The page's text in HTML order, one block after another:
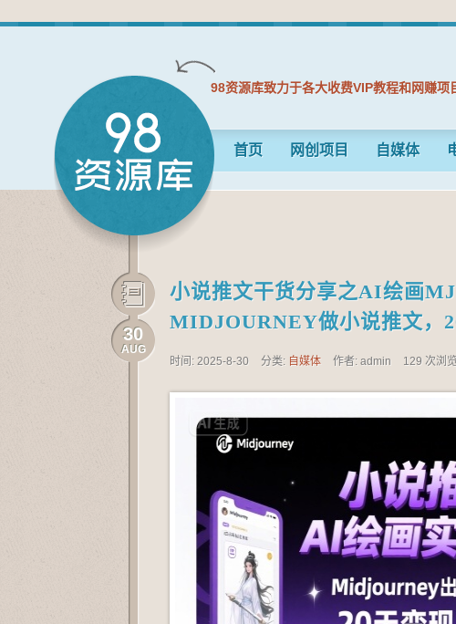
98资源库致力于各大收费VIP教程和网赚项
首页 网创项目 自媒体
30
AUG
小说推文干货分享之AI绘画
MIDJOURNEY做小说推文，
时间: 2025-8-30 分类: 自媒体 作者: admin 129 次浏